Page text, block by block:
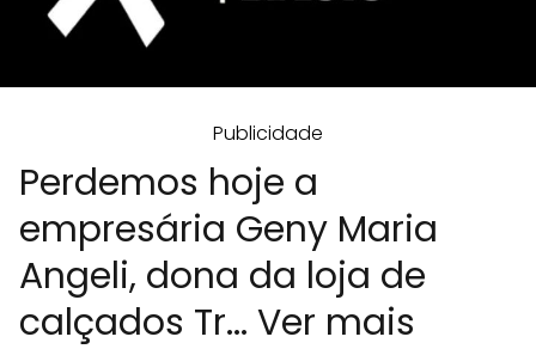
Publicidade
Perdemos hoje a
empresária Geny Maria
Angeli, dona da loja de
calçados Tr... Ver mais